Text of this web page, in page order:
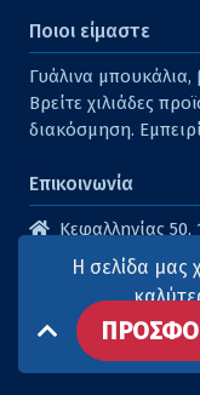
Ποιοι είμαστε
Γυάλινα
Βρείτε χιλιάδες
διακόσμηση.
Επικοινωνία
Κεφαλληνίας 50,
Άγιοι Ανάργυροι
210 2614316
210 2615904
info@aqua-
Η σελίδα μας